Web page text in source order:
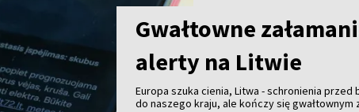
Gwałtowne
alerty na Litwie
Europa szuka cienia, Litwa - schronienia przed
do naszego kraju, ale kończy się gwałtownym